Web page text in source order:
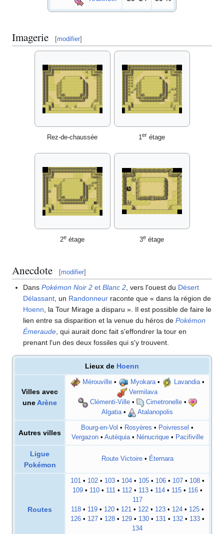
Imagerie [modifier]
Rez-de-chaussée 1er étage
2e étage 3e étage
Anecdote [modifier]
DansPokémon Noir 2 etBlanc 2, vers l'ouest du Désert
Délassant, un Randonneur raconte que « dans la région de
Hoenn, la Tour Mirage a disparu ». Il est possible de faire le
lien entre sa disparition et la venue du héros dePokémon
Émeraude, qui aurait donc fait s'effondrer la tour en
prenant l'un des deux fossiles qui s'y trouvent.
Lieux de Hoenn
Villes avec
uneArène
Mérouville• Myokara• Lavandia•
Vermilava
Clémenti-Ville• Cimetronelle•
Algatia• Atalanopolis
Autres villes
Bourg-en-Vol • Rosyères • Poivressel •
Vergazon• Autéquia• Nénucrique• Pacifiville
Ligue
Pokémon
Route Victoire• Éternara
Routes
101• 102• 103• 104• 105• 106• 107• 108•
109• 110• 111• 112• 113• 114• 115• 116•
117
118• 119• 120• 121• 122• 123• 124• 125•
126• 127• 128• 129• 130• 131• 132• 133•
134